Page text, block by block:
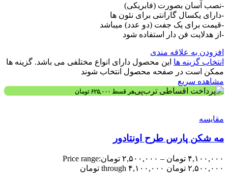
-نصب آسان بصورت (فابریکی)
-دارای یکسال گارانتی برای نئون ها
-قیمت برای یک جفت (دو عدد) میباشد
-از هدلایت فن دار استفاده شود
افزودن به علاقه مندی
انتخاب گزینه ها این محصول دارای انواع مختلفی می باشد. گزینه ها
ممکن است در صفحه محصول انتخاب شوند
مشاهده سریع
هر قسط ۶۲۵,۰۰۰ تومان
مقایسه
مه شکن پارس طرح اونتادور
۴,۱۰۰,۰۰۰ تومان – ۲,۵۰۰,۰۰۰ تومانPrice range:
۲,۵۰۰,۰۰۰ تومان through ۴,۱۰۰,۰۰۰ تومان